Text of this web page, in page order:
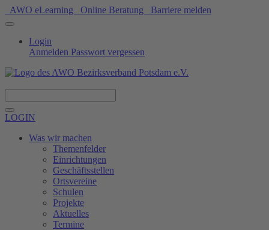
AWO eLearning Online Beratung Barriere melden
Login
Anmelden Passwort vergessen
LOGIN
Was wir machen
Themenfelder
Einrichtungen
Geschäftsstellen
Ortsvereine
Schulen
Projekte
Aktuelles
Termine